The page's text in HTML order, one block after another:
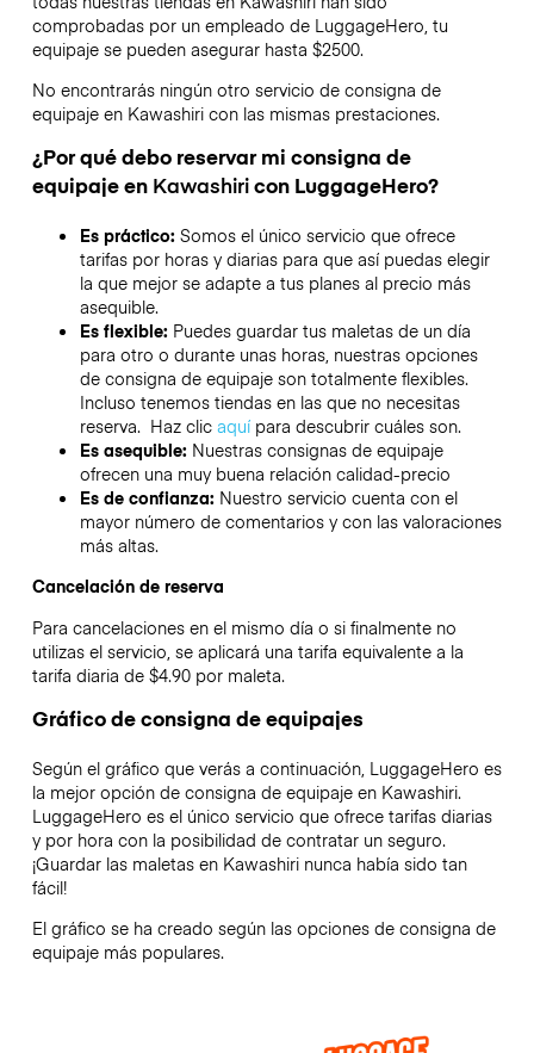
comprobadas por un empleado de LuggageHero, tu
equipaje se pueden asegurar hasta $2500.
No encontrarás ningún otro servicio de consigna de
equipaje en Kawashiricon las mismas prestaciones.
¿Por qué debo reservar mi consigna de
equipaje en Kawashiricon LuggageHero?
Es práctico: Somos el único servicio que ofrece
tarifas por horas y diarias para que así puedas elegir
la que mejor se adapte a tus planes al precio más
asequible.
Es flexible: Puedes guardar tus maletas de un día
para otro o durante unas horas, nuestras opciones
de consigna de equipaje son totalmente flexibles.
Incluso tenemos tiendas en las que no necesitas
reserva. Haz clic aquípara descubrir cuáles son.
Es asequible: Nuestras consignas de equipaje
ofrecen una muy buena relación calidad-precio
Es de confianza: Nuestro servicio cuenta con el
mayor número de comentarios y con las valoraciones
más altas.
Cancelación de reserva
Para cancelaciones en el mismo día o si finalmente no
utilizas el servicio, se aplicará una tarifa equivalente a la
tarifa diaria de $4.90 por maleta.
Gráfico de consigna de equipajes
Según el gráfico que verás a continuación, LuggageHero es
la mejor opción de consigna de equipaje en Kawashiri.
LuggageHero es el único servicio que ofrece tarifas diarias
y por hora con la posibilidad de contratar un seguro.
¡Guardar las maletas en Kawashirinunca había sido tan
fácil!
El gráfico se ha creado según las opciones de consigna de
equipaje más populares.